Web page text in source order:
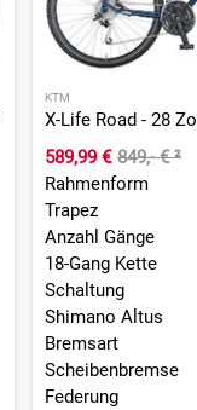
KTM
X-Life Road - 28
589,99 € 849,- €²
Rahmenform
Trapez
Anzahl Gänge
18-Gang Kette
Schaltung
Shimano Altus
Bremsart
Scheibenbremse
Federung